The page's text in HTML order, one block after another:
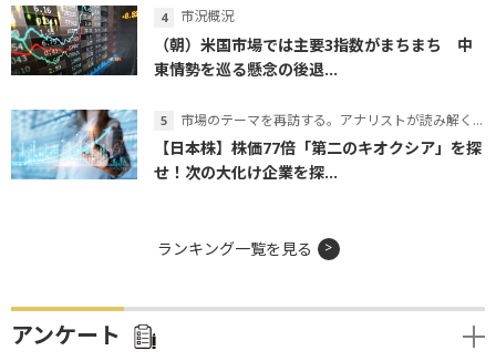
市況概況
（朝）米国市場では主要3指数がまちまち 中
東情勢を巡る懸念の後退...
市場のテーマを再訪する。アナリストが読み解くテーマの本質
【日本株】株価77倍「第二のキオクシア」を探
せ！次の大化け企業を探...
ランキング一覧を見る
アンケート